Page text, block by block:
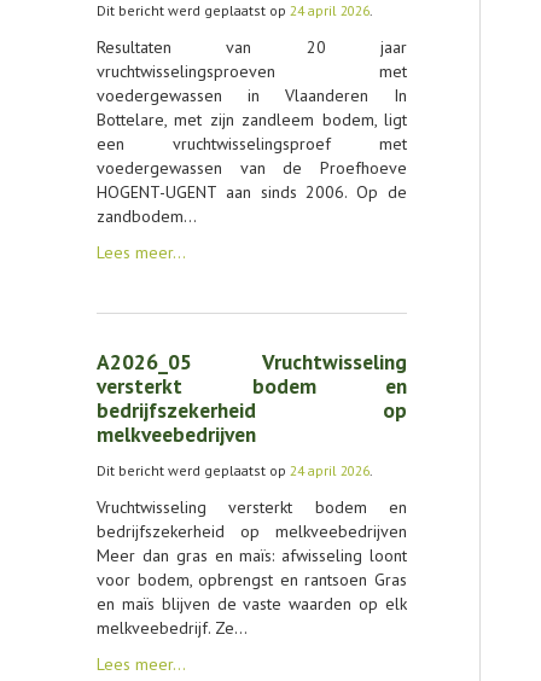
Dit bericht werd geplaatst op 24 april 2026.
Resultaten van 20 jaar
vruchtwisselingsproeven met
voedergewassen in Vlaanderen In
Bottelare, met zijn zandleem bodem, ligt
een vruchtwisselingsproef met
voedergewassen van de Proefhoeve
HOGENT-UGENT aan sinds 2006. Op de
zandbodem…
Lees meer…
A2026_05 Vruchtwisseling
versterkt bodem en
bedrijfszekerheid op
melkveebedrijven
Dit bericht werd geplaatst op 24 april 2026.
Vruchtwisseling versterkt bodem en
bedrijfszekerheid op melkveebedrijven
Meer dan gras en maïs: afwisseling loont
voor bodem, opbrengst en rantsoen Gras
en maïs blijven de vaste waarden op elk
melkveebedrijf. Ze…
Lees meer…